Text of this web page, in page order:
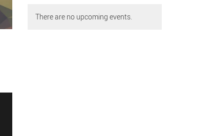
There are no upcoming events.